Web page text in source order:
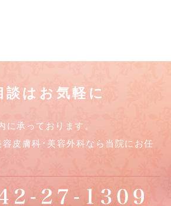
談はお気軽に
に承っております。
皮膚科･美容外科なら当院にお任